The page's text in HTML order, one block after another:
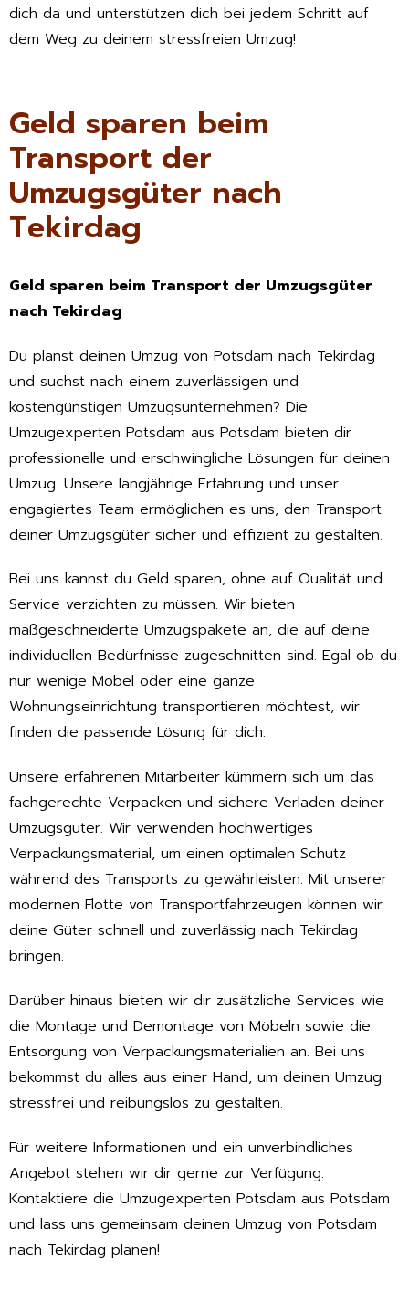
dich da und unterstützen dich bei jedem Schritt auf
dem Weg zu deinem stressfreien Umzug!
Geld sparen beim
Transport der
Umzugsgüter nach
Tekirdag
Geld sparen beim Transport der Umzugsgüter
nach Tekirdag
Du planst deinen Umzug von Potsdam nach Tekirdag
und suchst nach einem zuverlässigen und
kostengünstigen Umzugsunternehmen? Die
Umzugexperten Potsdam aus Potsdam bieten dir
professionelle und erschwingliche Lösungen für deinen
Umzug. Unsere langjährige Erfahrung und unser
engagiertes Team ermöglichen es uns, den Transport
deiner Umzugsgüter sicher und effizient zu gestalten.
Bei uns kannst du Geld sparen, ohne auf Qualität und
Service verzichten zu müssen. Wir bieten
maßgeschneiderte Umzugspakete an, die auf deine
individuellen Bedürfnisse zugeschnitten sind. Egal ob du
nur wenige Möbel oder eine ganze
Wohnungseinrichtung transportieren möchtest, wir
finden die passende Lösung für dich.
Unsere erfahrenen Mitarbeiter kümmern sich um das
fachgerechte Verpacken und sichere Verladen deiner
Umzugsgüter. Wir verwenden hochwertiges
Verpackungsmaterial, um einen optimalen Schutz
während des Transports zu gewährleisten. Mit unserer
modernen Flotte von Transportfahrzeugen können wir
deine Güter schnell und zuverlässig nach Tekirdag
bringen.
Darüber hinaus bieten wir dir zusätzliche Services wie
die Montage und Demontage von Möbeln sowie die
Entsorgung von Verpackungsmaterialien an. Bei uns
bekommst du alles aus einer Hand, um deinen Umzug
stressfrei und reibungslos zu gestalten.
Für weitere Informationen und ein unverbindliches
Angebot stehen wir dir gerne zur Verfügung.
Kontaktiere die Umzugexperten Potsdam aus Potsdam
und lass uns gemeinsam deinen Umzug von Potsdam
nach Tekirdag planen!